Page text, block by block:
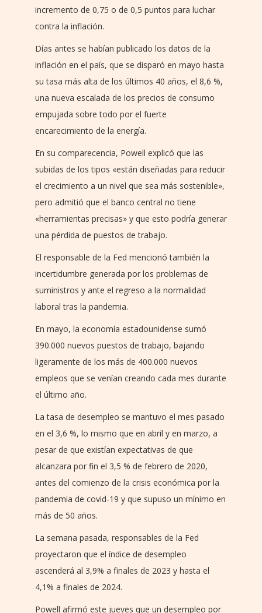
incremento de 0,75 o de 0,5 puntos para luchar
contra la inflación.
Días antes se habían publicado los datos de la
inflación en el país, que se disparó en mayo hasta
su tasa más alta de los últimos 40 años, el 8,6 %,
una nueva escalada de los precios de consumo
empujada sobre todo por el fuerte
encarecimiento de la energía.
En su comparecencia, Powell explicó que las
subidas de los tipos «están diseñadas para reducir
el crecimiento a un nivel que sea más sostenible»,
pero admitió que el banco central no tiene
«herramientas precisas» y que esto podría generar
una pérdida de puestos de trabajo.
El responsable de la Fed mencionó también la
incertidumbre generada por los problemas de
suministros y ante el regreso a la normalidad
laboral tras la pandemia.
En mayo, la economía estadounidense sumó
390.000 nuevos puestos de trabajo, bajando
ligeramente de los más de 400.000 nuevos
empleos que se venían creando cada mes durante
el último año.
La tasa de desempleo se mantuvo el mes pasado
en el 3,6 %, lo mismo que en abril y en marzo, a
pesar de que existían expectativas de que
alcanzara por fin el 3,5 % de febrero de 2020,
antes del comienzo de la crisis económica por la
pandemia de covid-19 y que supuso un mínimo en
más de 50 años.
La semana pasada, responsables de la Fed
proyectaron que el índice de desempleo
ascenderá al 3,9% a finales de 2023 y hasta el
4,1% a finales de 2024.
Powell afirmó este jueves que un desempleo por